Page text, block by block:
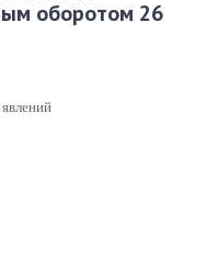
оборотом 26